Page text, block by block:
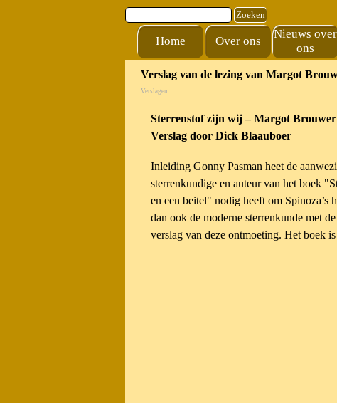
Zoeken
Home Over ons
Nieuws over
ons
Verslag van de lezing van Margot
Verslagen
Sterrenstof zijn wij – Margot Brouwer
Verslag door Dick Blaauboer
Inleiding Gonny Pasman heet de
sterrenkundige en auteur van het boek
en een beitel" nodig heeft om
dan ook de moderne sterrenkunde met
verslag van deze ontmoeting. Het boek